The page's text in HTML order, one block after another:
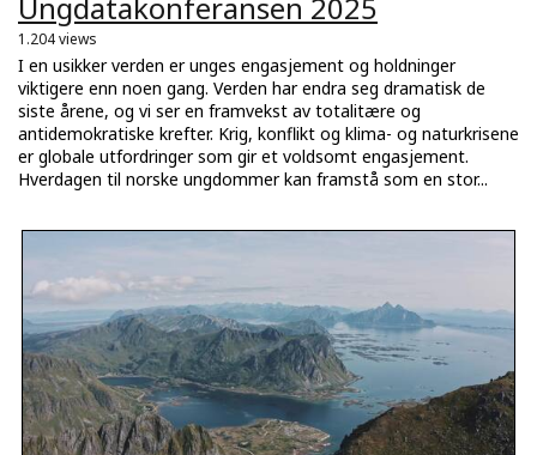
Ungdatakonferansen 2025
1.204 views
I en usikker verden er unges engasjement og holdninger
viktigere enn noen gang. Verden har endra seg dramatisk de
siste årene, og vi ser en framvekst av totalitære og
antidemokratiske krefter. Krig, konflikt og klima- og naturkrisene
er globale utfordringer som gir et voldsomt engasjement.
Hverdagen til norske ungdommer kan framstå som en stor...